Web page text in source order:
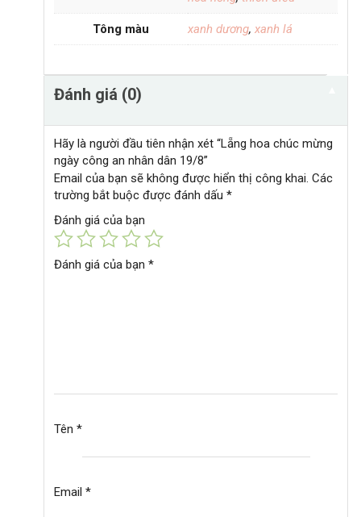
Tông màu xanh dương, xanh lá
Đánh giá (0)
Hãy là người đầu tiên nhận xét “Lẵng hoa chúc mừng
ngày công an nhân dân 19/8”
Email của bạn sẽ không được hiển thị công khai. Các
trường bắt buộc được đánh dấu *
Đánh giá của bạn
Đánh giá của bạn *
Tên *
Email *